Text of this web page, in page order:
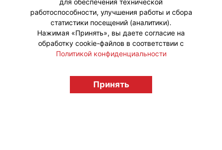
#ПродвижениеБренда
licensingrussia.ru, 2009-2026 12+
для обеспечения технической
работоспособности, улучшения работы и сбора
статистики посещений (аналитики).
Нажимая «Принять», вы даете согласие на
обработку cookie-файлов в соответствии с
Политикой конфиденциальности
Принять